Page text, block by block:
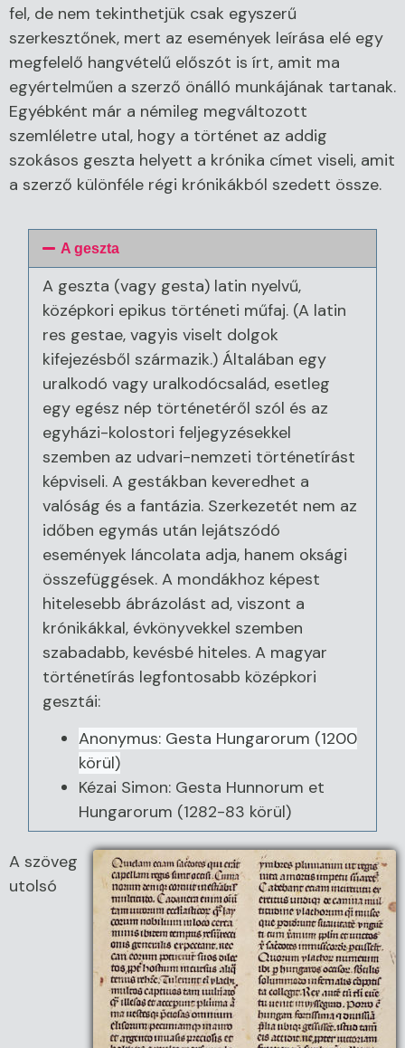
fel, de nem tekinthetjük csak egyszerű
szerkesztőnek, mert az események leírása elé egy
megfelelő hangvételű előszót is írt, amit ma
egyértelműen a szerző önálló munkájának tartanak.
Egyébként már a némileg megváltozott
szemléletre utal, hogy a történet az addig
szokásos geszta helyett a krónika címet viseli, amit
a szerző különféle régi krónikákból szedett össze.
A geszta
A geszta (vagy gesta) latin nyelvű,
középkori epikus történeti műfaj. (A latin
res gestae, vagyis viselt dolgok
kifejezésből származik.) Általában egy
uralkodó vagy uralkodócsalád, esetleg
egy egész nép történetéről szól és az
egyházi-kolostori feljegyzésekkel
szemben az udvari-nemzeti történetírást
képviseli. A gestákban keveredhet a
valóság és a fantázia. Szerkezetét nem az
időben egymás után lejátszódó
események láncolata adja, hanem oksági
összefüggések. A mondákhoz képest
hitelesebb ábrázolást ad, viszont a
krónikákkal, évkönyvekkel szemben
szabadabb, kevésbé hiteles. A magyar
történetírás legfontosabb középkori
gesztái:
Anonymus: Gesta Hungarorum (1200
körül)
Kézai Simon: Gesta Hunnorum et
Hungarorum (1282-83 körül)
A szöveg
utolsó